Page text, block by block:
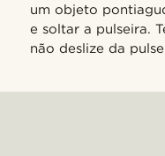
um objeto
e soltar a pulseira.
não deslize da